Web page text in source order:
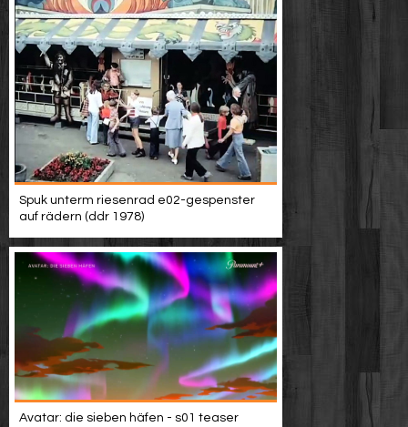
Spuk unterm riesenrad e02-gespenster
auf rädern (ddr 1978)
Avatar: die sieben häfen - s01 teaser